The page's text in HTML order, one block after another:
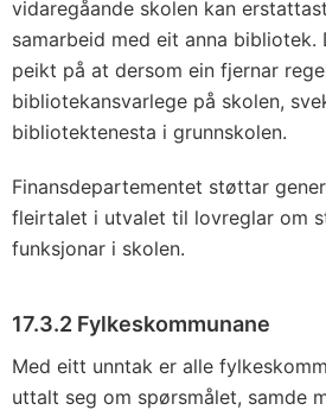
vidaregåande skolen kan
samarbeid med eit anna bibliotek.
peikt på at dersom ein fjernar
bibliotekansvarlege på skolen,
bibliotektenesta i grunnskolen.
Finansdepartementet støttar
fleirtalet i utvalet til lovreglar om
funksjonar i skolen.
17.3.2 Fylkeskommunane
Med eitt unntak er alle
uttalt seg om spørsmålet, samde